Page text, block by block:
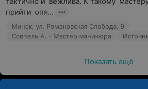
прийти  опя...
Минск, ул. Романовская Слобода, 9
Совпель А. - Мастер маникюра
Показать ещё